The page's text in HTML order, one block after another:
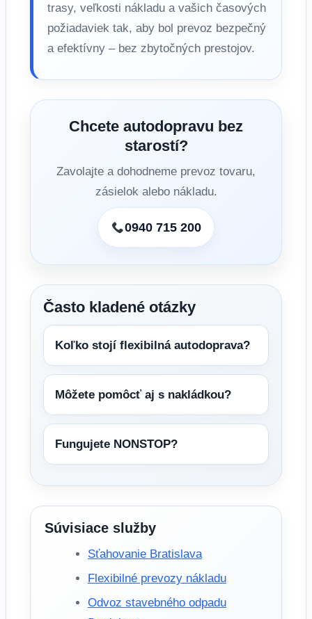
trasy, veľkosti nákladu a vašich časových
požiadaviek tak, aby bol prevoz bezpečný
a efektívny – bez zbytočných prestojov.
Chcete autodopravu bez
starostí?
Zavolajte a dohodneme prevoz tovaru,
zásielok alebo nákladu.
0940 715 200
Často kladené otázky
Koľko stojí flexibilná autodoprava?
Môžete pomôcť aj s nakládkou?
Fungujete NONSTOP?
Súvisiace služby
Sťahovanie Bratislava
Flexibilné prevozy nákladu
Odvoz stavebného odpadu